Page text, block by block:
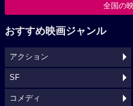
全国の
おすすめ映画ジャンル
アクション
SF
コメディ